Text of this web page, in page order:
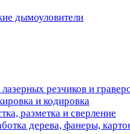
дымоуловители
резчиков и
и кодировка
разметка и сверление
дерева, фанеры,